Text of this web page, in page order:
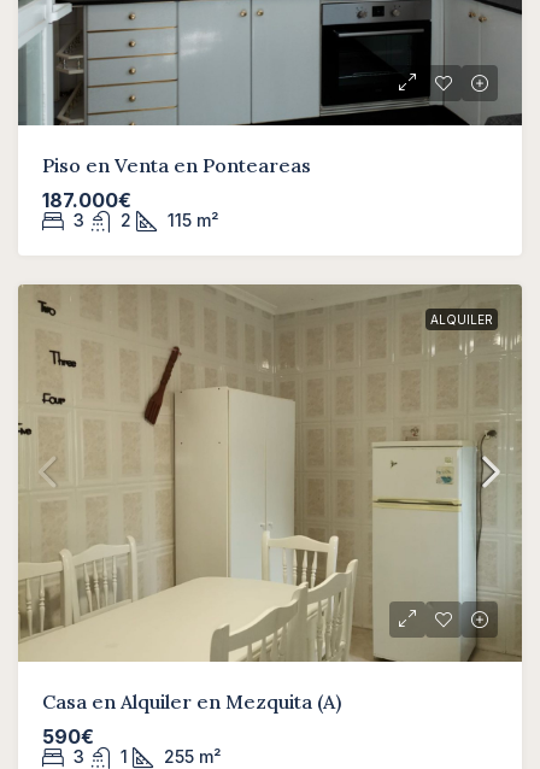
Piso en Venta en Ponteareas
187.000€
3 2 115 m²
ALQUILER
Casa en Alquiler en Mezquita (A)
590€
3 1 255 m²